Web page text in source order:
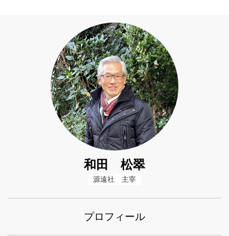
和田 松翠
源遠社　主宰
プロフィール